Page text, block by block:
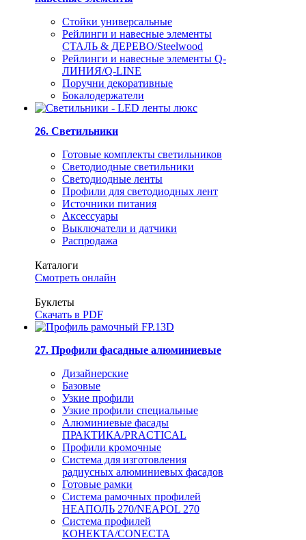
Стойки универсальные
Рейлинги и навесные элементы
СТАЛЬ & ДЕРЕВО/Steelwood
Рейлинги и навесные элементы Q-
ЛИНИЯ/Q-LINE
Поручни декоративные
Бокалодержатели
26. Светильники
Готовые комплекты светильников
Светодиодные светильники
Светодиодные ленты
Профили для светодиодных лент
Источники питания
Аксессуары
Выключатели и датчики
Распродажа
Каталоги
Смотреть онлайн
Буклеты
Скачать в PDF
27. Профили фасадные алюминиевые
Дизайнерские
Базовые
Узкие профили
Узкие профили специальные
Алюминиевые фасады
ПРАКТИКА/PRACTICAL
Профили кромочные
Система для изготовления
радиусных алюминиевых фасадов
Готовые рамки
Система рамочных профилей
НЕАПОЛЬ 270/NEAPOL 270
Система профилей
КОНЕКТА/CONECTA